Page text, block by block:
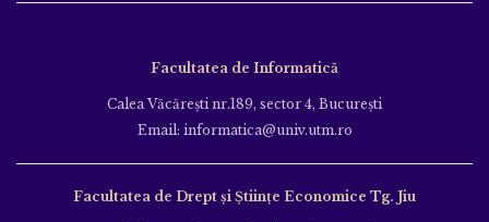
Facultatea de Informatică
Calea Văcăreşti nr.189, sector 4, Bucureşti
Email: informatica@univ.utm.ro
Facultatea de Drept și Științe Economice Tg. Jiu